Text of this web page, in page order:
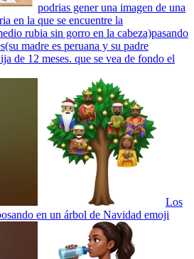
podrias gener una imagen de una
en la que se encuentre la
rubia sin gorro en la cabeza)pasando
madre es peruana y su padre
de 12 meses. que se vea de fondo el
Los
en un árbol de Navidad emoji